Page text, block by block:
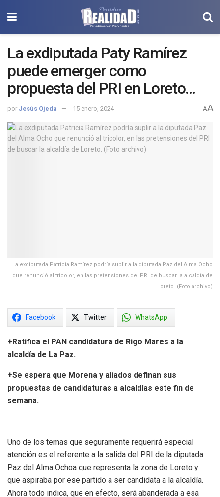
La exdiputada Paty Ramírez
puede emerger como
propuesta del PRI en Loreto
ante la abrupta salida de la
legisladora Paz del Alma
Ochoa.
por Jesús Ojeda 15 enero, 2024 AA
La exdiputada Patricia Ramírez podría suplir a la diputada Paz del Alma Ocho
que renunció al tricolor, en las pretensiones del PRI de buscar la alcaldía de
Loreto. (Foto archivo)
Facebook Twitter WhatsApp
+Ratifica el PAN candidatura de Rigo Mares a la
alcaldía de La Paz.
+Se espera que Morena y aliados definan sus
propuestas de candidaturas a alcaldías este fin de
semana.
Uno de los temas que seguramente requerirá especial
atención es el referente a la salida del PRI de la diputada
Paz del Alma Ochoa que representa la zona de Loreto y
que aspiraba por ese partido a ser candidata a la alcaldía.
Ahora todo indica, que en efecto, será abanderada a esa